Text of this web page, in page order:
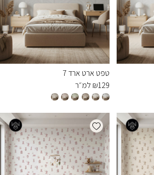
טפט ארט ארד 7
₪129 למ״ר
Add wishlist